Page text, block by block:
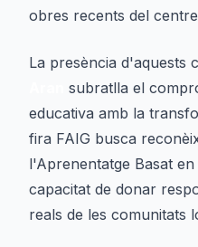
obres recents del
La presència d'aquests
subratlla el
educativa amb la
fira FAIG busca
l'Aprenentatge Basat
capacitat de donar
reals de les comunitats